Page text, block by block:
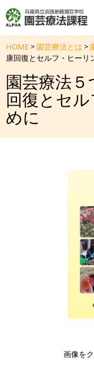
HOME>園芸療法とは >
康回復とセルフ・ヒーリ
園芸療法
回復とセ
めに
画像を